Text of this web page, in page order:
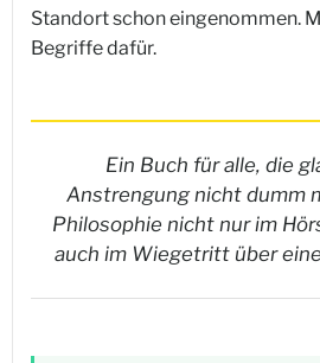
Standort schon eingenommen.
Begriffe dafür.
Ein Buch für alle, die
Anstrengung nicht dumm
Philosophie nicht nur im
auch im Wiegetritt über